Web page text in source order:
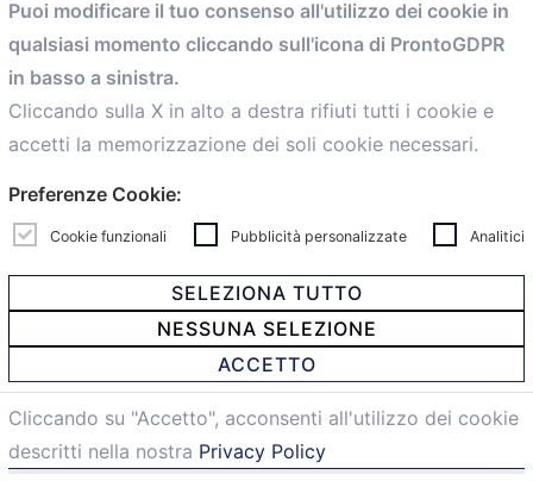
Servizi
Convenzioni
Voce delle Nostre aziende
Informazioni Ex L. 124/2017
News
personalCaf
© 2021 Confartigianato Imprese Mandamento Bologna -
Via Papini, 18 - 40128 Bologna - Italy
Privacy e Cookie
Puoi modificare il tuo consenso all'utilizzo dei cookie in
qualsiasi momento cliccando sull'icona di ProntoGDPR
in basso a sinistra.
Cliccando sulla X in alto a destra rifiuti tutti i cookie e
accetti la memorizzazione dei soli cookie necessari.
Preferenze Cookie:
Cookie funzionali Pubblicità personalizzate Analitici
SELEZIONA TUTTO
NESSUNA SELEZIONE
ACCETTO
Cliccando su "Accetto", acconsenti all'utilizzo dei cookie
descritti nella nostra Privacy Policy